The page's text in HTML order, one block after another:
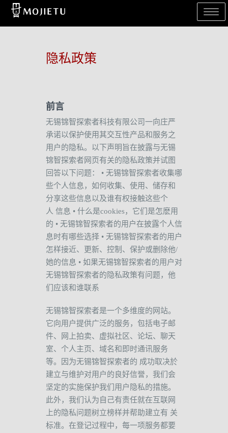
Toggle
隐私政策
前言
无锡锦智探索者科技有限公司一向庄严
承诺以保护使用其交互性产品和服务之
用户的隐私。以下声明旨在披露与无锡
锦智探索者网页有关的隐私政策并试图
回答以下问题：
• 无锡锦智探索者收集哪
些个人信息，如何收集、使用、储存和
分享这些信息以及谁有权接触这些个
人 信息 • 什么是cookies，它们是怎麽用
的 • 无锡锦智探索者的用户在披露个人信
息时有哪些选择• 无锡锦智探索者的用户
怎样接近、更新、控制、保护或删除他/
她的信息 • 如果无锡锦智探索者的用户对
无锡锦智探索者的隐私政策有问题，他
们应该和谁联系
无锡锦智探索者是一个多维度的网站。
它向用户提供广泛的服务，包括电子邮
件、网上拍卖、虚拟社区、论坛、聊天
室、个人主页、域名和即时通讯服务
等。因为无锡锦智探索者的 成功取决於
建立与维护对用户的良好信誉，我们会
坚定的实施保护我们用户隐私的措施。
此外，我们认为自己有责任就在互联网
上的隐私问题树立榜样并帮助建立有 关
标准。在登记过程中，每一项服务都要